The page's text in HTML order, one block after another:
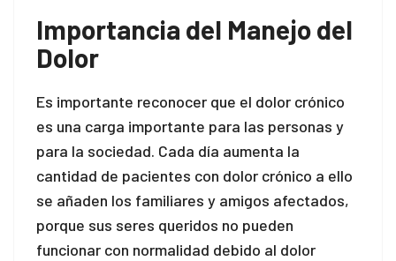
Importancia del Manejo del
Dolor
Es importante reconocer que el dolor crónico
es una carga importante para las personas y
para la sociedad. Cada día aumenta la
cantidad de pacientes con dolor crónico a ello
se añaden los familiares y amigos afectados,
porque sus seres queridos no pueden
funcionar con normalidad debido al dolor